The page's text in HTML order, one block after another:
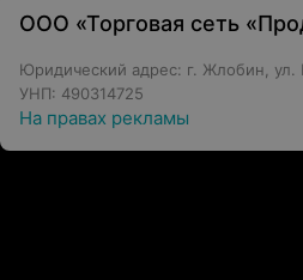
ООО «Торговая сеть
Юридический адрес: г. Жлобин, ул.
УНП: 490314725
На правах рекламы